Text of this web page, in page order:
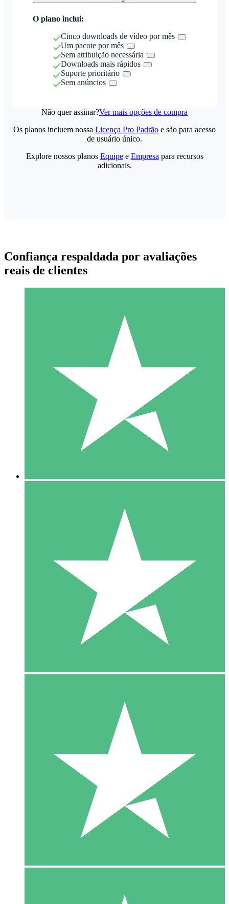
O plano inclui:
Cinco downloads de vídeo por mês
Um pacote por mês
Sem atribuição necessária
Downloads mais rápidos
Suporte prioritário
Sem anúncios
Não quer assinar?Ver mais opções de compra
Pacotes de Créditos Individuais
Pague conforme o uso com créditos de download. Sem
1000
10 Downloads
20 00
Os planos incluem nossa Licença Pro Padrão e são para acesso
de usuário único.
Explore nossos planos Equipee Empresa para recursos
adicionais.
Confiança respaldada por avaliações
reais de clientes